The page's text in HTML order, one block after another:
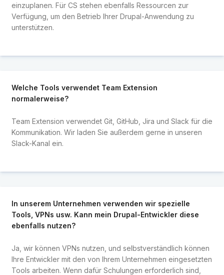
einzuplanen. Für CS stehen ebenfalls Ressourcen zur
Verfügung, um den Betrieb Ihrer Drupal-Anwendung zu
unterstützen.
Welche Tools verwendet Team Extension
normalerweise?
Team Extension verwendet Git, GitHub, Jira und Slack für die
Kommunikation. Wir laden Sie außerdem gerne in unseren
Slack-Kanal ein.
In unserem Unternehmen verwenden wir spezielle
Tools, VPNs usw. Kann mein Drupal-Entwickler diese
ebenfalls nutzen?
Ja, wir können VPNs nutzen, und selbstverständlich können
Ihre Entwickler mit den von Ihrem Unternehmen eingesetzten
Tools arbeiten. Wenn dafür Schulungen erforderlich sind,